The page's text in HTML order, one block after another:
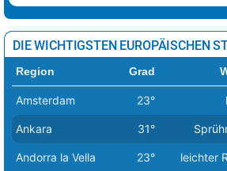
DIE WICHTIGSTEN EUROPÄISCHEN
Region Grad
Amsterdam 23°
Ankara 31°
Andorra la Vella 23° leichter